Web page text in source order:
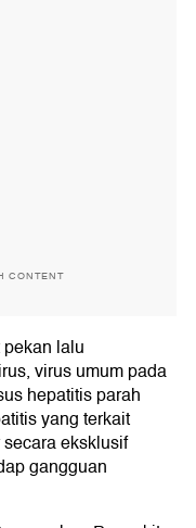
CONTENT
lalu
virus umum pada
hepatitis parah
yang terkait
eksklusif
gangguan